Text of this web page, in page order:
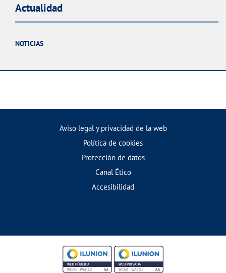
Actualidad
NOTICIAS
Aviso legal y privacidad de la web
Política de cookies
Protección de datos
Canal Ético
Accesibilidad